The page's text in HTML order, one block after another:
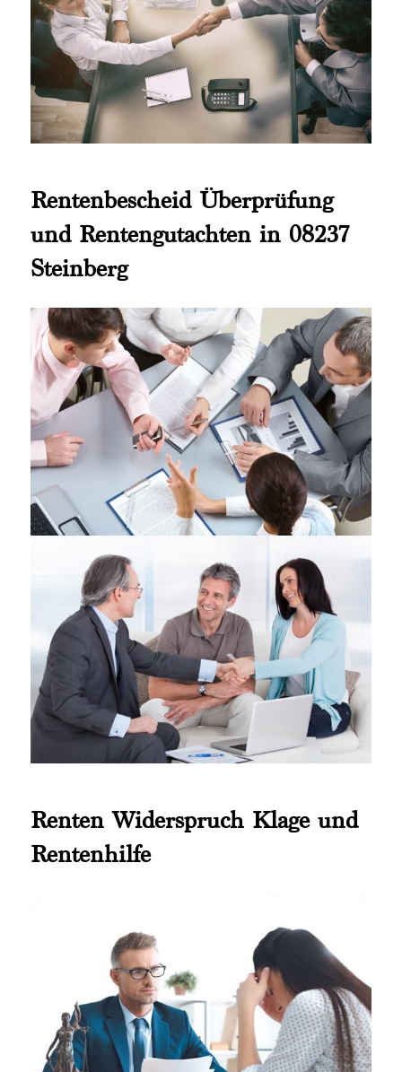
Rentenbescheid Überprüfung
und Rentengutachten in 08237
Steinberg
Renten Widerspruch Klage und
Rentenhilfe